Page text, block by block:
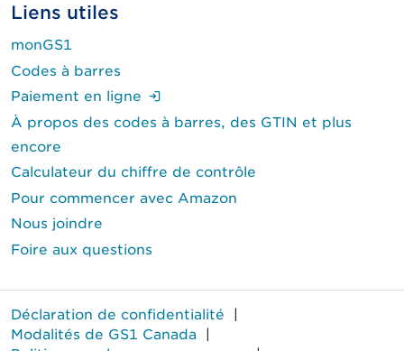
Liens utiles
monGS1
Codes à barres
Paiement en ligne
À propos des codes à barres, des GTIN et plus
encore
Calculateur du chiffre de contrôle
Pour commencer avec Amazon
Nous joindre
Foire aux questions
Déclaration de confidentialité |
Modalités de GS1 Canada |